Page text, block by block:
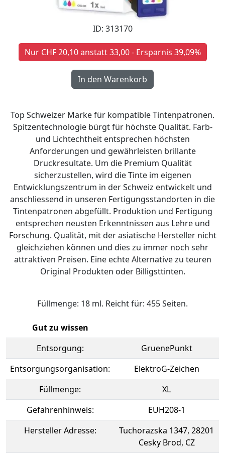
ID: 313170
Nur CHF 20,10 anstatt 33,00 - Ersparnis 39,09%
Top Schweizer Marke für kompatible Tintenpatronen.
Spitzentechnologie bürgt für höchste Qualität. Farb-
und Lichtechtheit entsprechen höchsten
Anforderungen und gewährleisten brillante
Druckresultate. Um die Premium Qualität
sicherzustellen, wird die Tinte im eigenen
Entwicklungszentrum in der Schweiz entwickelt und
anschliessend in unseren Fertigungsstandorten in die
Tintenpatronen abgefüllt. Produktion und Fertigung
entsprechen neusten Erkenntnissen aus Lehre und
Forschung. Qualität, mit der asiatische Hersteller nicht
gleichziehen können und dies zu immer noch sehr
attraktiven Preisen. Eine echte Alternative zu teuren
Original Produkten oder Billigsttinten.
Füllmenge: 18 ml. Reicht für: 455 Seiten.
Gut zu wissen
Entsorgung:
GruenePunkt
Entsorgungsorganisation:
ElektroG-Zeichen
Füllmenge:
XL
Gefahrenhinweis:
EUH208-1
Hersteller Adresse:
Tuchorazska 1347, 28201
Cesky Brod, CZ